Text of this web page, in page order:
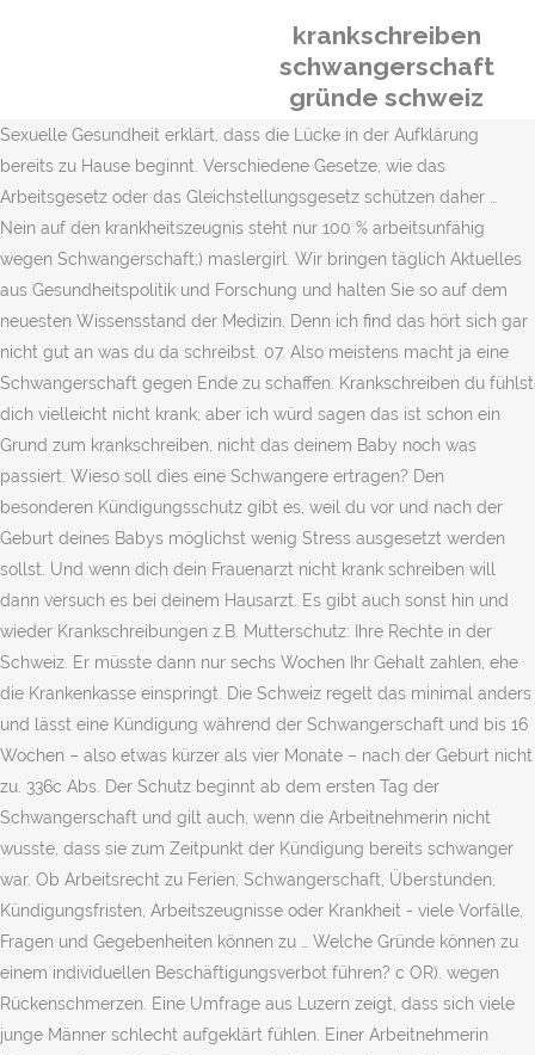
krankschreiben
schwangerschaft
gründe schweiz
Sexuelle Gesundheit erklärt, dass die Lücke in der Aufklärung
bereits zu Hause beginnt. Verschiedene Gesetze, wie das
Arbeitsgesetz oder das Gleichstellungsgesetz schützen daher …
Nein auf den krankheitszeugnis steht nur 100 % arbeitsunfähig
wegen Schwangerschaft;) maslergirl. Wir bringen täglich Aktuelles
aus Gesundheitspolitik und Forschung und halten Sie so auf dem
neuesten Wissensstand der Medizin. Denn ich find das hört sich gar
nicht gut an was du da schreibst. 07. Also meistens macht ja eine
Schwangerschaft gegen Ende zu schaffen. Krankschreiben du fühlst
dich vielleicht nicht krank, aber ich würd sagen das ist schon ein
Grund zum krankschreiben, nicht das deinem Baby noch was
passiert. Wieso soll dies eine Schwangere ertragen? Den
besonderen Kündigungsschutz gibt es, weil du vor und nach der
Geburt deines Babys möglichst wenig Stress ausgesetzt werden
sollst. Und wenn dich dein Frauenarzt nicht krank schreiben will
dann versuch es bei deinem Hausarzt. Es gibt auch sonst hin und
wieder Krankschreibungen z.B. Mutterschutz: Ihre Rechte in der
Schweiz. Er müsste dann nur sechs Wochen Ihr Gehalt zahlen, ehe
die Krankenkasse einspringt. Die Schweiz regelt das minimal anders
und lässt eine Kündigung während der Schwangerschaft und bis 16
Wochen – also etwas kürzer als vier Monate – nach der Geburt nicht
zu. 336c Abs. Der Schutz beginnt ab dem ersten Tag der
Schwangerschaft und gilt auch, wenn die Arbeitnehmerin nicht
wusste, dass sie zum Zeitpunkt der Kündigung bereits schwanger
war. Ob Arbeitsrecht zu Ferien, Schwangerschaft, Überstunden,
Kündigungsfristen, Arbeitszeugnisse oder Krankheit - viele Vorfälle,
Fragen und Gegebenheiten können zu … Welche Gründe können zu
einem individuellen Beschäftigungsverbot führen? c OR). wegen
Rückenschmerzen. Eine Umfrage aus Luzern zeigt, dass sich viele
junge Männer schlecht aufgeklärt fühlen. Einer Arbeitnehmerin